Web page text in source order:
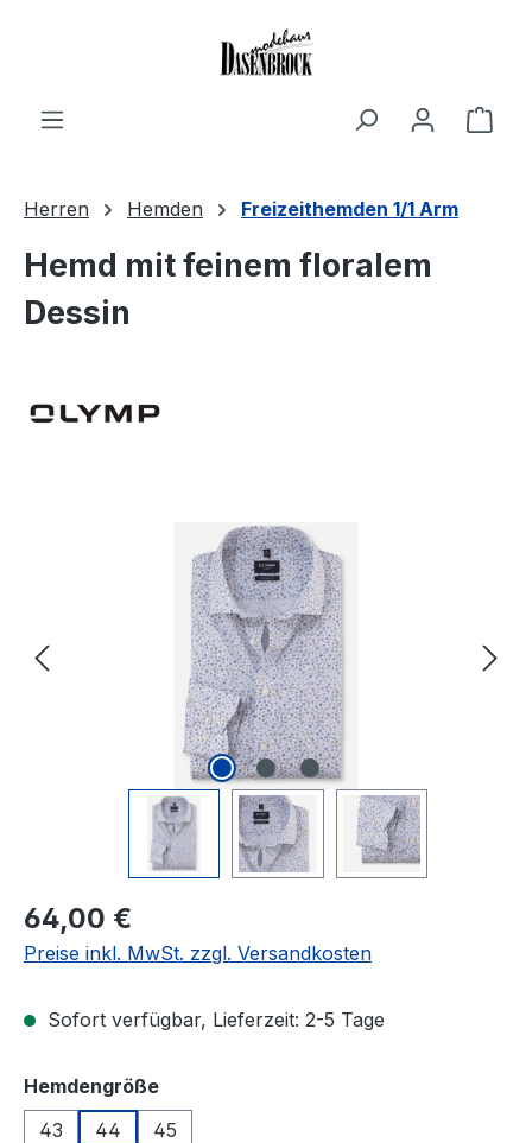
Herren Hemden Freizeithemden 1/1 Arm
Hemd mit feinem floralem
Dessin
Bildergalerie überspringen
Regulärer Preis:
64,00 €
Preise inkl. MwSt. zzgl. Versandkosten
Sofort verfügbar, Lieferzeit: 2-5 Tage
Hemdengrößeauswählen
43
44 45